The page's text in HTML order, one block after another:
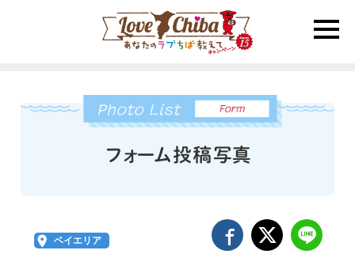
toggle
ベイエリア